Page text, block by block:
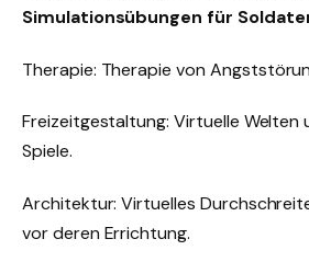
Simulationsübungen für
Therapie: Therapie von
Freizeitgestaltung: Virtuelle Welten
Spiele.
Architektur: Virtuelles
vor deren Errichtung.